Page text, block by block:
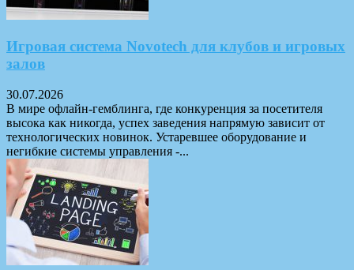
Игровая система Novotech для клубов и игровых
залов
30.07.2026
В мире офлайн-гемблинга, где конкуренция за посетителя
высока как никогда, успех заведения напрямую зависит от
технологических новинок. Устаревшее оборудование и
негибкие системы управления -...